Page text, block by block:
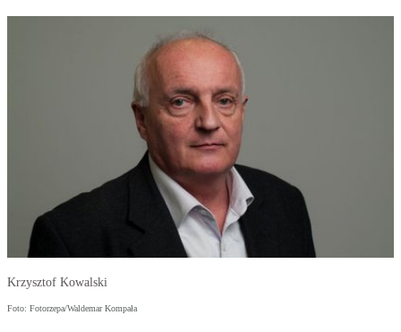
Krzysztof Kowalski
Foto: Fotorzepa/Waldemar Kompała